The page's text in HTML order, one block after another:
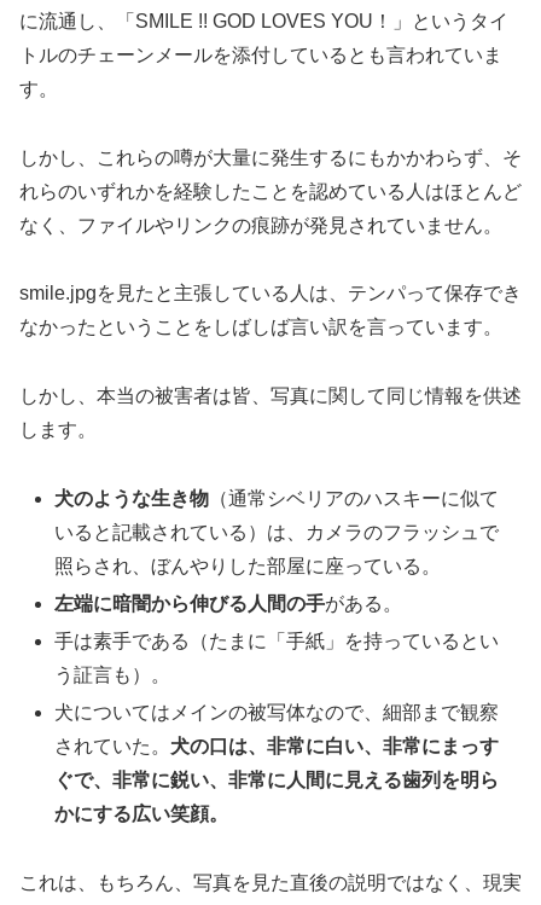
に流通し、「SMILE !! GOD LOVES YOU！」というタイ
トルのチェーンメールを添付しているとも言われていま
す。
しかし、これらの噂が大量に発生するにもかかわらず、そ
れらのいずれかを経験したことを認めている人はほとんど
なく、ファイルやリンクの痕跡が発見されていません。
smile.jpgを見たと主張している人は、テンパって保存でき
なかったということをしばしば言い訳を言っています。
しかし、本当の被害者は皆、写真に関して同じ情報を供述
します。
犬のような生き物 （通常シベリアのハスキーに似て
いると記載されている）は、カメラのフラッシュで
照らされ、ぼんやりした部屋に座っている。
左端に暗闇から伸びる人間の手がある。
手は素手である（たまに「手紙」を持っているとい
う証言も）。
犬についてはメインの被写体なので、細部まで観察
されていた。 犬の口は、非常に白い、非常にまっす
ぐで、非常に鋭い、非常に人間に見える歯列を明ら
かにする広い笑顔。
これは、もちろん、写真を見た直後の説明ではなく、現実